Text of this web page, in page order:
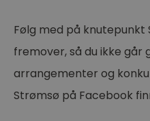
Følg med på knutepunkt
fremover, så du ikke går
arrangementer og
Strømsø på Facebook